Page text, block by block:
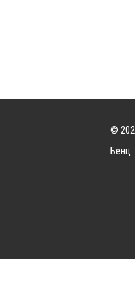
©
Бенц